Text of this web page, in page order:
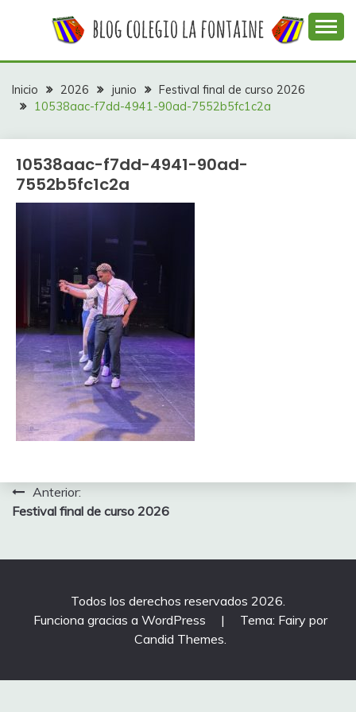
COLEGIO LA
FONTAINE
colegio La Fontaine
Inicio 2026 junio
Festival final de curso 2026
10538aac-f7dd-4941-90ad-7552b5fc1c2a
10538aac-f7dd-4941-90ad-
7552b5fc1c2a
Navegación
de
entradas
Anterior:
Festival final de curso 2026
Todos los derechos reservados 2026.
Funciona gracias a WordPress
|
Tema: Fairy por
Candid Themes